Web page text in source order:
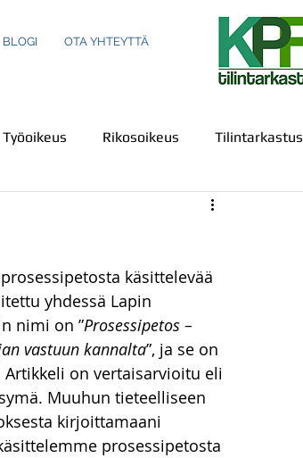
BLOGI OTA YHTEYTTÄ
Työoikeus Rikosoikeus Tilintarkastus
Ravintola-ala Sananvapaus
Uutiskatsaus IPR
Asunnot ja kiinteistöt
käsittelevää
yhdessä Lapin
nimi on ”Prosessipetos –
vastuun kannalta”, ja se on
on vertaisarvioitu eli
Muuhun tieteelliseen
kirjoittamaani
prosessipetosta